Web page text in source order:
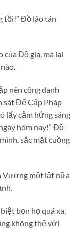
tồi!” Đồ lão tán
của Đồ gia, mà lai
nên công danh
sát Đế Cấp Pháp
lấy cảm hứng sáng
hôm nay!” Đồ
sắc mặt cuồng
Vương một lật nữa
bọn họ quá xa,
không thể với